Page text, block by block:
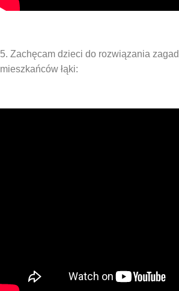
5. Zachęcam dzieci do rozwiązania
mieszkańców łąki: